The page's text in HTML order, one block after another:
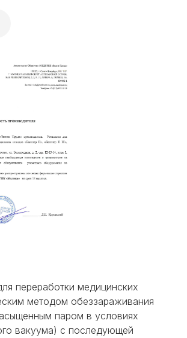
переработки медицинских
методом обеззараживания
паром в условиях
вакуума) с последующей